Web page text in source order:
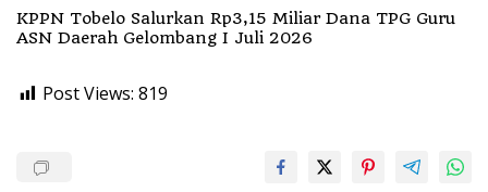
KPPN Tobelo Salurkan Rp3,15 Miliar Dana TPG Guru
ASN Daerah Gelombang I Juli 2026
Post Views: 819